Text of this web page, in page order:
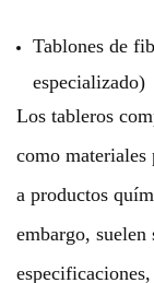
Tablones de
especializado)
Los tableros
como materiales
a productos
embargo,